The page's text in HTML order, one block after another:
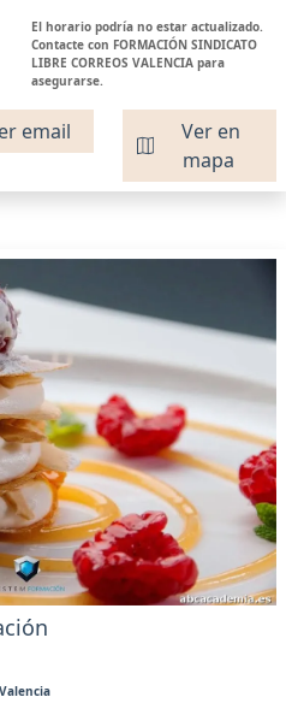
El horario podría no estar actualizado.
Contacte con FORMACIÓN SINDICATO
LIBRE CORREOS VALENCIA para
asegurarse.
email
Ver en
mapa